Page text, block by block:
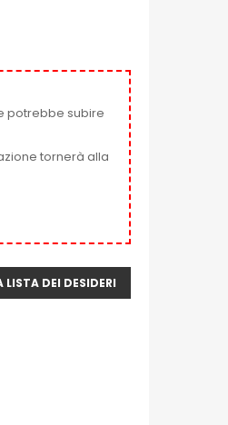
potrebbe subire
tornerà alla
LISTA DEI DESIDERI